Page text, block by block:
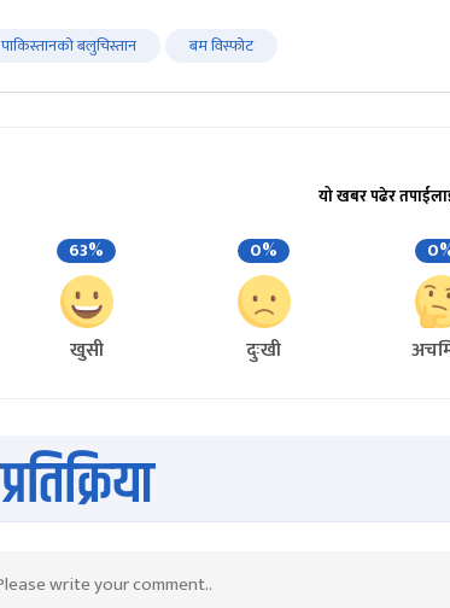
पाकिस्तानको बलुचिस्तान बम विस्फोट
यो खबर पढेर
63%
खुसी
0%
दुःखी
प्रतिक्रिया